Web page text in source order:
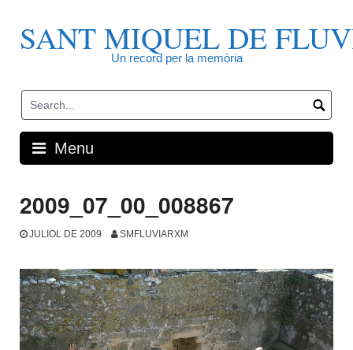
contentSANT MIQUEL DE
Un record per la memòria
Menu
2009_07_00_008867
JULIOL DE 2009 SMFLUVIARXM